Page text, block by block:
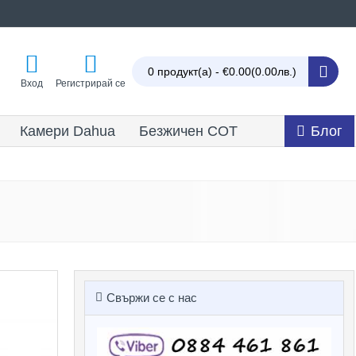
Вход Регистрирай се
0 продукт(а) - €0.00(0.00лв.)
Камери Dahua Безжичен СОТ Блог
Свържи се с нас